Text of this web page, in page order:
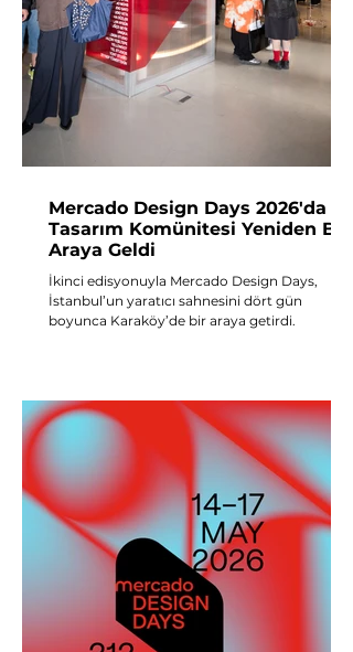
Mercado Design Days 2026'da
Tasarım Komünitesi Yeniden Bir
Araya Geldi
İkinci edisyonuyla Mercado Design Days,
İstanbul’un yaratıcı sahnesini dört gün
boyunca Karaköy’de bir araya getirdi.